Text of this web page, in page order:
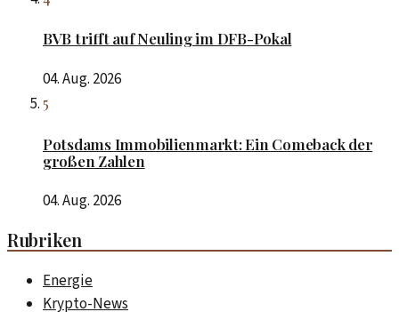
BVB trifft auf Neuling im DFB-Pokal
04. Aug. 2026
5
Potsdams Immobilienmarkt: Ein Comeback der
großen Zahlen
04. Aug. 2026
Rubriken
Energie
Krypto-News